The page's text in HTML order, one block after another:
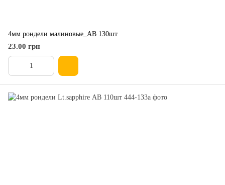
4мм рондели малиновые_АВ 130шт
23.00 грн